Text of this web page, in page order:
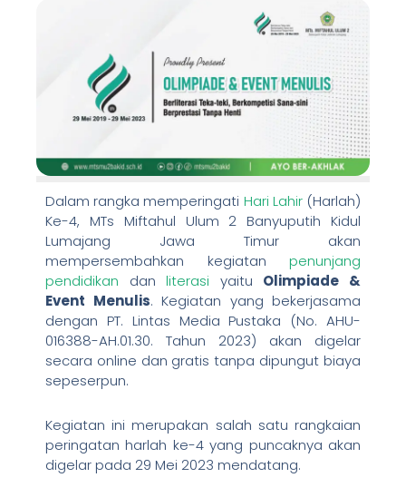
Dalam rangka memperingati Hari Lahir(Harlah)
Ke-4, MTs Miftahul Ulum 2 Banyuputih Kidul
Lumajang Jawa Timur akan
mempersembahkan kegiatan penunjang
pendidikan danliterasi yaitu Olimpiade &
Event Menulis. Kegiatan yang bekerjasama
dengan PT. Lintas Media Pustaka (No. AHU-
016388-AH.01.30. Tahun 2023) akan digelar
secara online dan gratis tanpa dipungut biaya
sepeserpun.
Kegiatan ini merupakan salah satu rangkaian
peringatan harlah ke-4 yang puncaknya akan
digelar pada 29 Mei 2023 mendatang.